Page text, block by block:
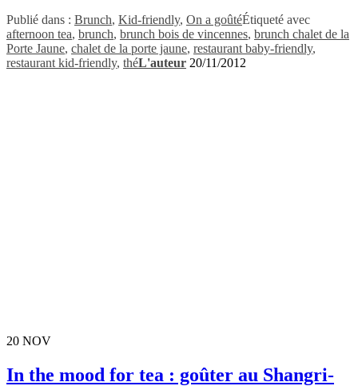
Publié dans : Brunch, Kid-friendly, On a goûtéÉtiqueté avec
afternoon tea, brunch, brunch bois de vincennes, brunch chalet de la
Porte Jaune, chalet de la porte jaune, restaurant baby-friendly,
restaurant kid-friendly, théL'auteur 20/11/2012
20 NOV
In the mood for tea : goûter au Shangri-